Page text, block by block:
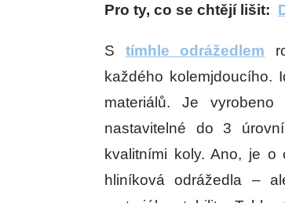
Pro ty, co se chtějí lišit:
S tímhle odrážedlem r
každého kolemjdoucího.
materiálů. Je
nastavitelné do 3
kvalitními koly. Ano, je
hliníková odrážedla –